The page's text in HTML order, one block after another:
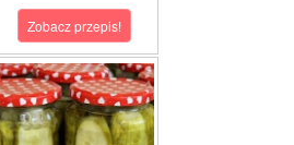
Zobacz przepis!